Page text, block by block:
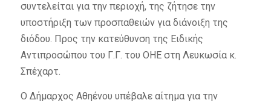
συντελείται για την περιοχή, της ζήτησε την
υποστήριξη των προσπαθειών για διάνοιξη της
διόδου. Προς την κατεύθυνση της Ειδικής
Αντιπροσώπου του Γ.Γ. του ΟΗΕ στη Λευκωσία κ.
Σπέχαρτ.
Ο Δήμαρχος Αθηένου υπέβαλε αίτημα για την